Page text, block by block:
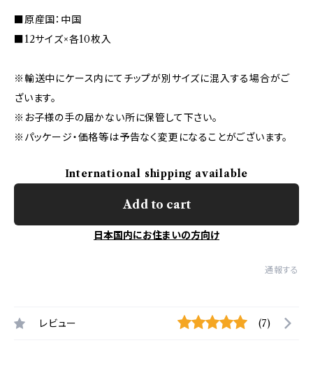
■原産国：中国
■12サイズ×各10枚入
※輸送中にケース内にてチップが別サイズに混入する場合がご
ざいます。
※お子様の手の届かない所に保管して下さい。
※パッケージ・価格等は予告なく変更になることがございます。
International shipping available
Add to cart
日本国内にお住まいの方向け
通報する
レビュー (7)